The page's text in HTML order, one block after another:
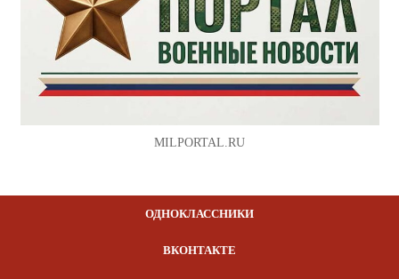
MILPORTAL.RU
ОДНОКЛАССНИКИ
ВКОНТАКТЕ